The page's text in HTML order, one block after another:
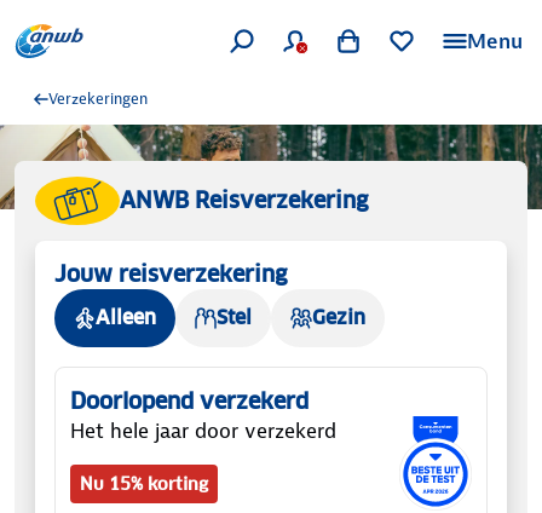
Menu
Verzekeringen
ANWB Reisverzekering
Jouw reisverzekering
Alleen Stel Gezin
Doorlopend verzekerd
Het hele jaar door verzekerd
Nu 15% korting